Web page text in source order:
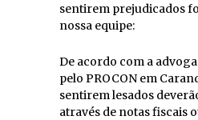
sentirem prejudicados
nossa equipe:
De acordo com a
pelo PROCON em
sentirem lesados
através de notas fiscais